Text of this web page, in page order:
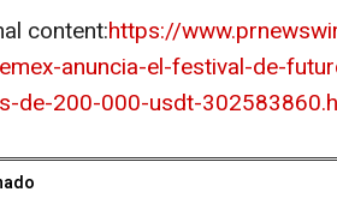
content:https://
anuncia-el-festival-de-
de-200-000-usdt-